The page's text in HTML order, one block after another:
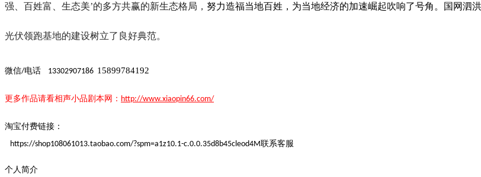
强、百姓富、生态美’的多方共赢的新生态格局 ， 努力造福当地百姓，为当地经济的加速崛起吹响了号角。 国网泗
光伏领跑基地的建设树立了良好典范。
微信/电话 13302907186 15899784192
更多作品请看相声小品剧本网： http://www.xiaopin66.com/
淘宝付费链接：
https://shop108061013.taobao.com/?spm=a1z10.1-c.0.0.35d8b45cleod4M联系客服
个人简介